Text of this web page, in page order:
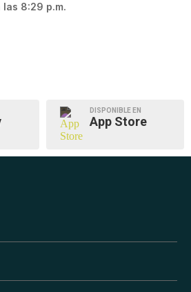
8:29 p.m.
DISPONIBLE EN
App Store